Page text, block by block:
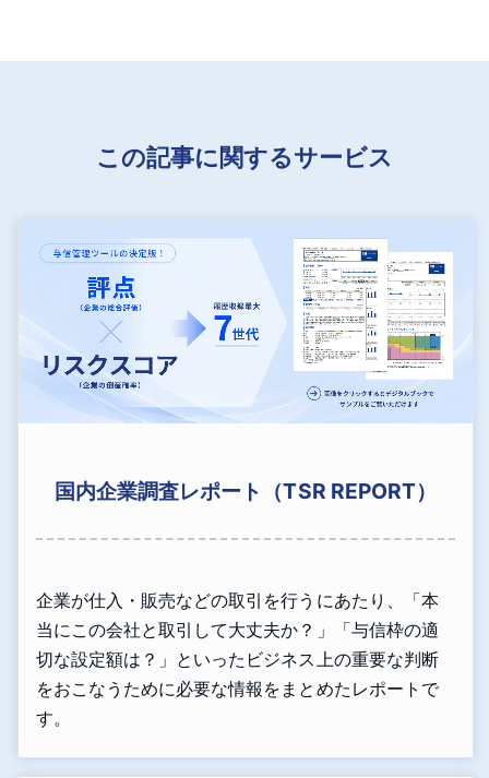
この記事に関するサービス
国内企業調査レポート（TSR REPORT）
企業が仕入・販売などの取引を行うにあたり、「本
当にこの会社と取引して大丈夫か？」「与信枠の適
切な設定額は？」といったビジネス上の重要な判断
をおこなうために必要な情報をまとめたレポートで
す。